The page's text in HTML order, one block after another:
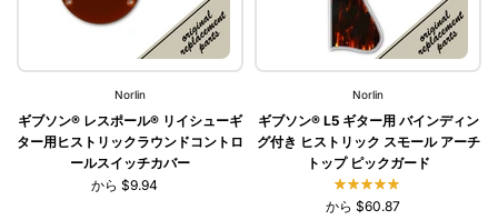
Norlin
ギブソン® レスポール® リイシューギ
ター用ヒストリックラウンドコントロ
ールスイッチカバー
から $9.94
Norlin
ギブソン® L5 ギター用 バインディン
グ付き ヒストリック スモール アーチ
トップ ピックガード
から $60.87